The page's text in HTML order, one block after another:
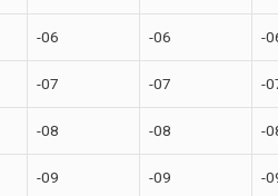
-06 -06 -
-07 -07 -
-08 -08 -
-09 -09 -